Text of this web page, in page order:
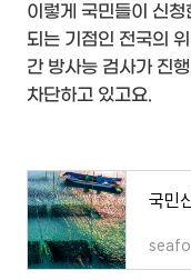
이렇게 국민들이 신
되는 기점인 전국의
간 방사능 검사가 진
차단하고 있고요.
국민